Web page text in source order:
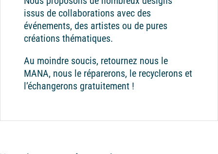
issus de collaborations avec des
événements, des artistes ou de pures
créations thématiques.
Au moindre soucis, retournez nous le
MANA, nous le réparerons, le recyclerons et
l’échangerons gratuitement !